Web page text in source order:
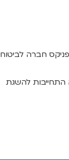
חברה לביטוח
התחייבות להשגת